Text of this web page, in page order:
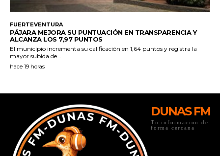
DUNAS FM
Tu informacion de
forma cercana